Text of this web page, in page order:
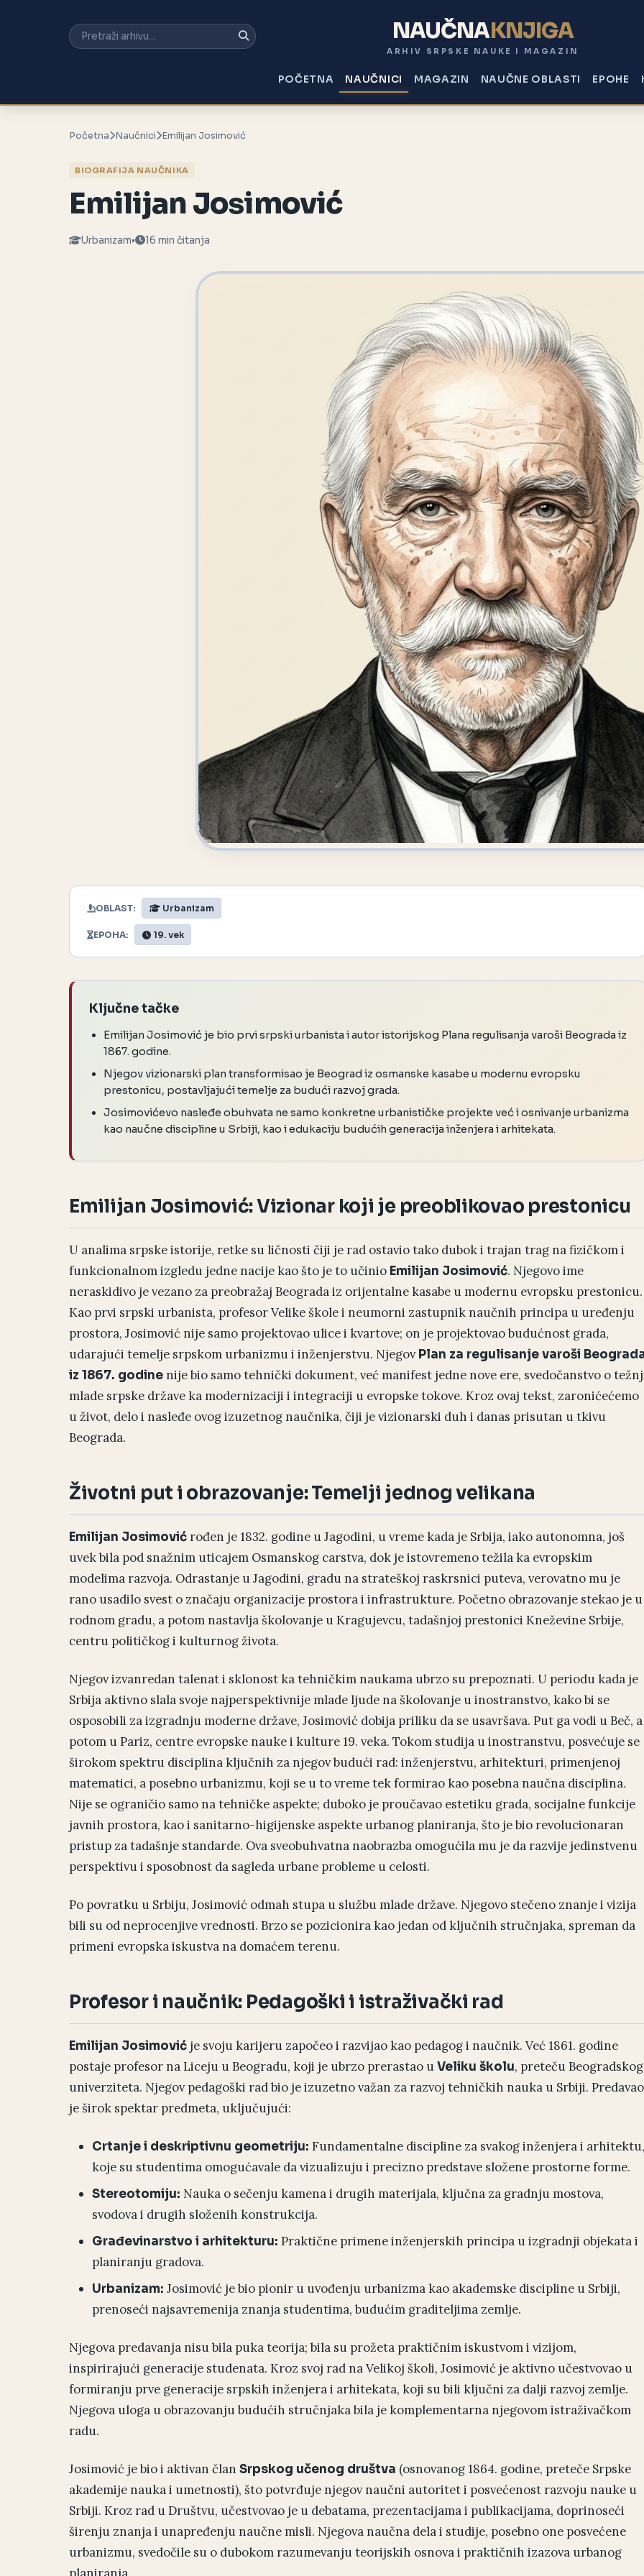
NAUČNAKNJIGA
ARHIV SRPSKE NAUKE I MAGAZIN
POČETNA NAUČNICI MAGAZIN NAUČNE OBLASTI EPOHE
Početna Naučnici Emilijan Josimović
BIOGRAFIJA NAUČNIKA
Emilijan Josimović
Urbanizam• 16 min čitanja
OBLAST: Urbanizam
EPOHA: 19. vek
Ključne tačke
Emilijan Josimović je bio prvi srpski urbanista i autor istorijskog Plana regulisanja varoši Beograda iz
1867. godine.
Njegov vizionarski plan transformisao je Beograd iz osmanske kasabe u modernu evropsku
prestonicu, postavljajući temelje za budući razvoj grada.
Josimovićevo nasleđe obuhvata ne samo konkretne urbanističke projekte već i osnivanje urbanizma
kao naučne discipline u Srbiji, kao i edukaciju budućih generacija inženjera i arhitekata.
Emilijan Josimović: Vizionar koji je preoblikovao prestonicu
U analima srpske istorije, retke su ličnosti čiji je rad ostavio tako dubok i trajan trag na fizičkom i
funkcionalnom izgledu jedne nacije kao što je to učinio Emilijan Josimović. Njegovo ime
neraskidivo je vezano za preobražaj Beograda iz orijentalne kasabe u modernu evropsku prestonicu.
Kao prvi srpski urbanista, profesor Velike škole i neumorni zastupnik naučnih principa u uređenju
prostora, Josimović nije samo projektovao ulice i kvartove; on je projektovao budućnost grada,
udarajući temelje srpskom urbanizmu i inženjerstvu. NjegovPlan za regulisanje varoši
iz 1867. godine nije bio samo tehnički dokument, već manifest jedne nove ere, svedočanstvo o
mlade srpske države ka modernizaciji i integraciji u evropske tokove. Kroz ovaj tekst, zaronićećemo
u život, delo i nasleđe ovog izuzetnog naučnika, čiji je vizionarski duh i danas prisutan u tkivu
Beograda.
Životni put i obrazovanje: Temelji jednog velikana
Emilijan Josimović rođen je 1832. godine u Jagodini, u vreme kada je Srbija, iako autonomna, još
uvek bila pod snažnim uticajem Osmanskog carstva, dok je istovremeno težila ka evropskim
modelima razvoja. Odrastanje u Jagodini, gradu na strateškoj raskrsnici puteva, verovatno mu je
rano usadilo svest o značaju organizacije prostora i infrastrukture. Početno obrazovanje stekao je u
rodnom gradu, a potom nastavlja školovanje u Kragujevcu, tadašnjoj prestonici Kneževine Srbije,
centru političkog i kulturnog života.
Njegov izvanredan talenat i sklonost ka tehničkim naukama ubrzo su prepoznati. U periodu kada je
Srbija aktivno slala svoje najperspektivnije mlade ljude na školovanje u inostranstvo, kako bi se
osposobili za izgradnju moderne države, Josimović dobija priliku da se usavršava. Put ga vodi u Beč, a
potom u Pariz, centre evropske nauke i kulture 19. veka. Tokom studija u inostranstvu, posvećuje se
širokom spektru disciplina ključnih za njegov budući rad: inženjerstvu, arhitekturi, primenjenoj
matematici, a posebno urbanizmu, koji se u to vreme tek formirao kao posebna naučna disciplina.
Nije se ograničio samo na tehničke aspekte; duboko je proučavao estetiku grada, socijalne funkcije
javnih prostora, kao i sanitarno-higijenske aspekte urbanog planiranja, što je bio revolucionaran
pristup za tadašnje standarde. Ova sveobuhvatna naobrazba omogućila mu je da razvije jedinstvenu
perspektivu i sposobnost da sagleda urbane probleme u celosti.
Po povratku u Srbiju, Josimović odmah stupa u službu mlade države. Njegovo stečeno znanje i vizija
bili su od neprocenjive vrednosti. Brzo se pozicionira kao jedan od ključnih stručnjaka, spreman da
primeni evropska iskustva na domaćem terenu.
Profesor i naučnik: Pedagoški i istraživački rad
Emilijan Josimović je svoju karijeru započeo i razvijao kao pedagog i naučnik. Već 1861. godine
postaje profesor na Liceju u Beogradu, koji je ubrzo prerastao uVeliku školu, preteču Beogradskog
univerziteta. Njegov pedagoški rad bio je izuzetno važan za razvoj tehničkih nauka u Srbiji. Predavao
je širok spektar predmeta, uključujući:
Crtanje i deskriptivnu geometriju: Fundamentalne discipline za svakog inženjera i arhitektu,
koje su studentima omogućavale da vizualizuju i precizno predstave složene prostorne forme.
Stereotomiju: Nauka o sečenju kamena i drugih materijala, ključna za gradnju mostova,
svodova i drugih složenih konstrukcija.
Građevinarstvo i arhitekturu: Praktične primene inženjerskih principa u izgradnji objekata i
planiranju gradova.
Urbanizam: Josimović je bio pionir u uvođenju urbanizma kao akademske discipline u Srbiji,
prenoseći najsavremenija znanja studentima, budućim graditeljima zemlje.
Njegova predavanja nisu bila puka teorija; bila su prožeta praktičnim iskustvom i vizijom,
inspirirajući generacije studenata. Kroz svoj rad na Velikoj školi, Josimović je aktivno učestvovao u
formiranju prve generacije srpskih inženjera i arhitekata, koji su bili ključni za dalji razvoj zemlje.
Njegova uloga u obrazovanju budućih stručnjaka bila je komplementarna njegovom istraživačkom
radu.
Josimović je bio i aktivan član Srpskog učenog društva (osnovanog 1864. godine, preteče Srpske
akademije nauka i umetnosti), što potvrđuje njegov naučni autoritet i posvećenost razvoju nauke u
Srbiji. Kroz rad u Društvu, učestvovao je u debatama, prezentacijama i publikacijama, doprinoseći
širenju znanja i unapređenju naučne misli. Njegova naučna dela i studije, posebno one posvećene
urbanizmu, svedočile su o dubokom razumevanju teorijskih osnova i praktičnih izazova urbanog